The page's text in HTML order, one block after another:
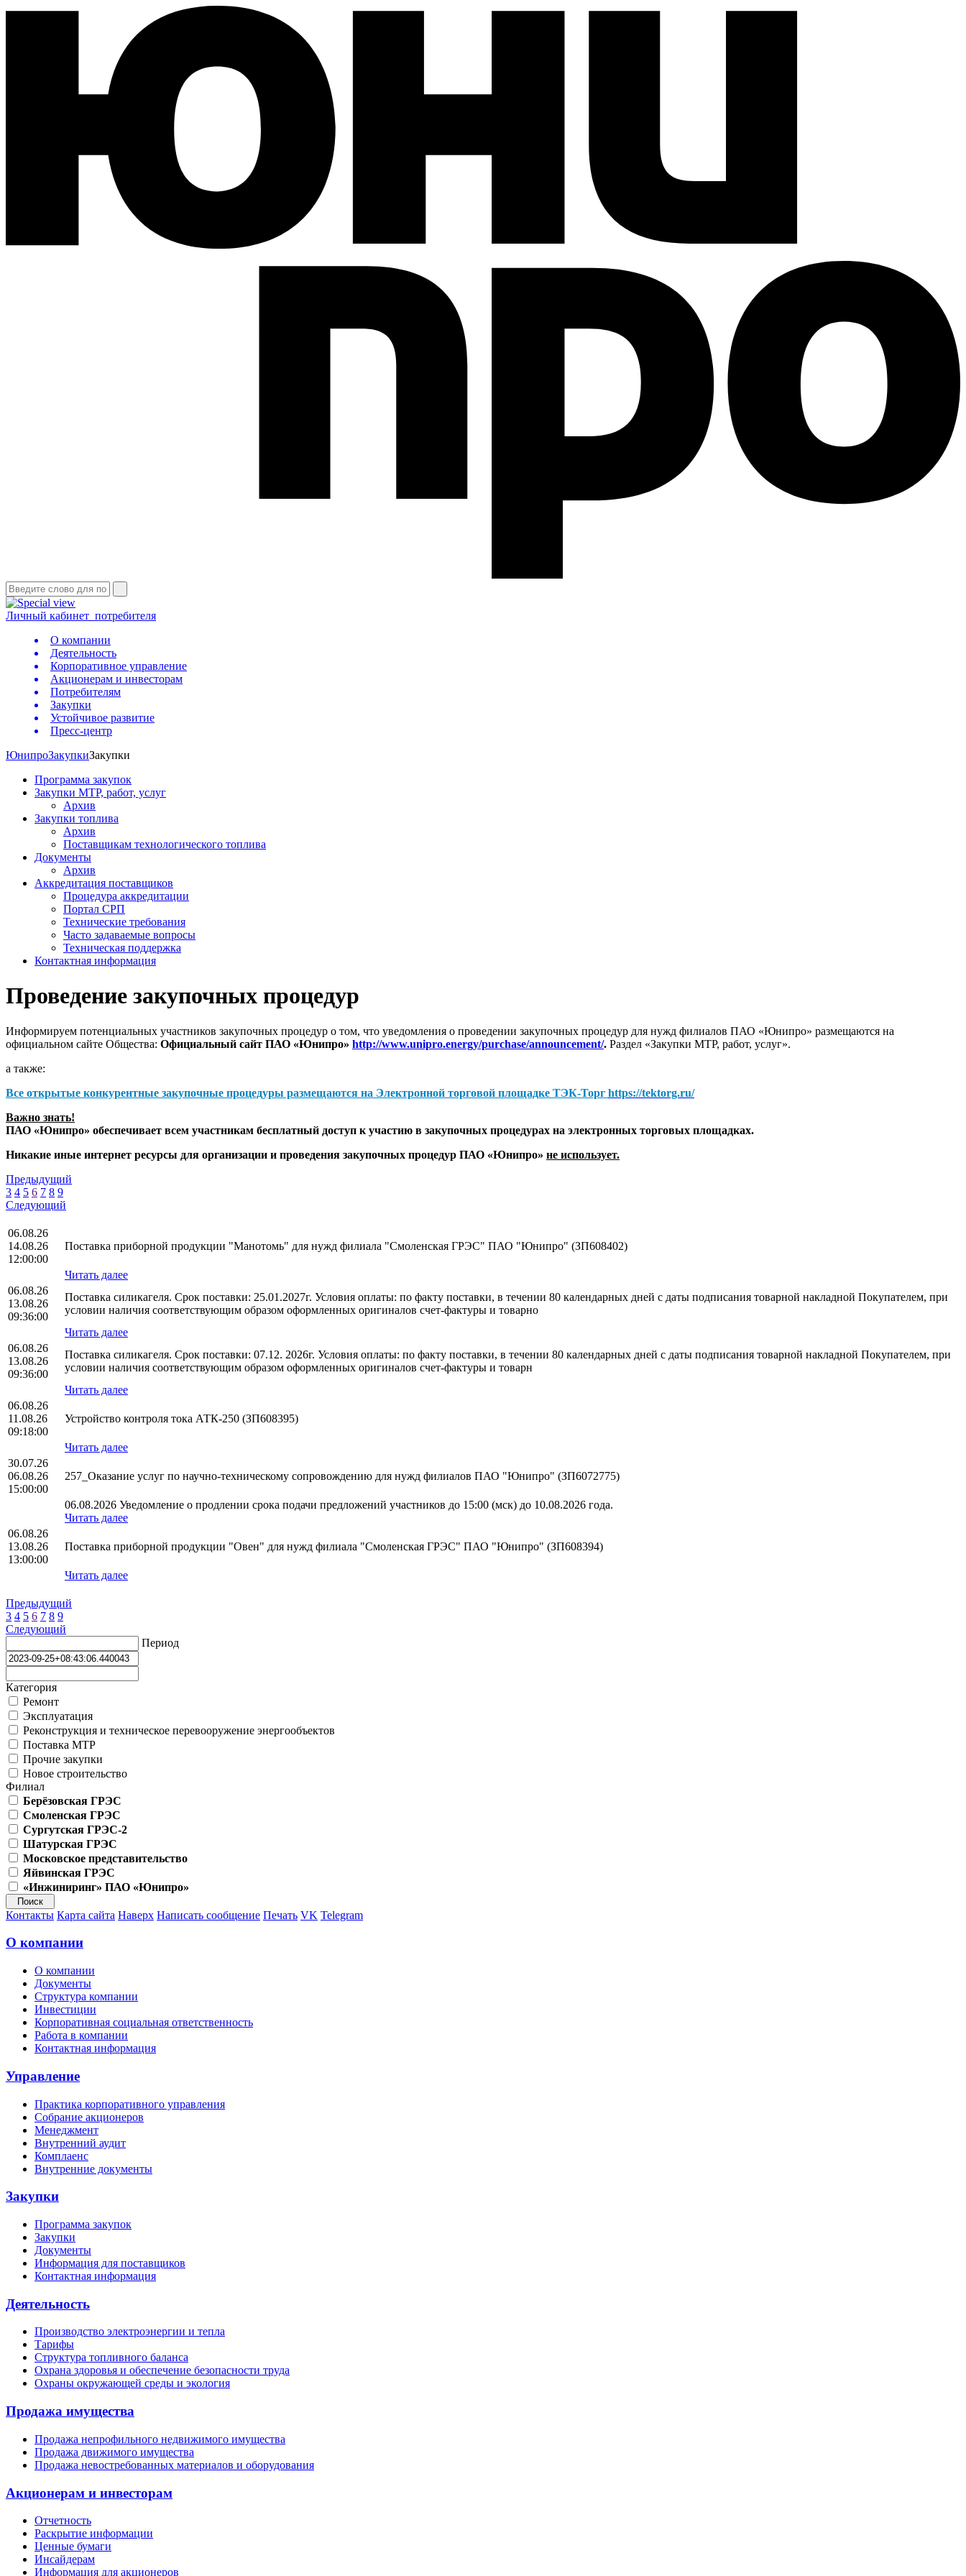
Личный кабинет потребителя
О компании
Деятельность
Корпоративное управление
Акционерам и инвесторам
Потребителям
Закупки
Устойчивое развитие
Пресс-центр
ЮнипроЗакупкиЗакупки
Программа закупок
Закупки МТР, работ, услуг
Архив
Закупки топлива
Архив
Поставщикам технологического топлива
Документы
Архив
Аккредитация поставщиков
Процедура аккредитации
Портал СРП
Технические требования
Часто задаваемые вопросы
Техническая поддержка
Контактная информация
Проведение закупочных процедур
Информируем потенциальных участников закупочных процедур о том, что уведомления о проведении закупочных процедур для нужд филиалов ПАО «Юнипро» размещаются на
официальном сайте Общества: Официальный сайт ПАО «Юнипро» http://www.unipro.energy/purchase/announcement/. Раздел «Закупки МТР, работ, услуг».
а также:
Все открытые конкурентные закупочные процедуры размещаются на Электронной торговой площадке ТЭК-Торг https://tektorg.ru/
Важно знать!
ПАО «Юнипро» обеспечивает всем участникам бесплатный доступ к участию в закупочных процедурах на электронных торговых площадках.
Никакие иные интернет ресурсы для организации и проведения закупочных процедур ПАО «Юнипро» не использует.
Предыдущий
3 4 5 6 7 8 9
Следующий
06.08.26
14.08.26
12:00:00
Поставка приборной продукции "Манотомь" для нужд филиала "Смоленская ГРЭС" ПАО "Юнипро" (ЗП608402)
Читать далее
06.08.26
13.08.26
09:36:00
Поставка силикагеля. Срок поставки: 25.01.2027г. Условия оплаты: по факту поставки, в течении 80 календарных дней с даты подписания товарной накладной Покупателем, при
условии наличия соответствующим образом оформленных оригиналов счет-фактуры и товарно
Читать далее
06.08.26
13.08.26
09:36:00
Поставка силикагеля. Срок поставки: 07.12. 2026г. Условия оплаты: по факту поставки, в течении 80 календарных дней с даты подписания товарной накладной Покупателем, при
условии наличия соответствующим образом оформленных оригиналов счет-фактуры и товарн
Читать далее
06.08.26
11.08.26
09:18:00
Устройство контроля тока АТК-250 (ЗП608395)
Читать далее
30.07.26
06.08.26
15:00:00
257_Оказание услуг по научно-техническому сопровождению для нужд филиалов ПАО "Юнипро" (ЗП6072775)
06.08.2026 Уведомление о продлении срока подачи предложений участников до 15:00 (мск) до 10.08.2026 года.
Читать далее
06.08.26
13.08.26
13:00:00
Поставка приборной продукции "Овен" для нужд филиала "Смоленская ГРЭС" ПАО "Юнипро" (ЗП608394)
Читать далее
Предыдущий
3 4 5 6 7 8 9
Следующий
Период
Категория
Ремонт
Эксплуатация
Реконструкция и техническое перевооружение энергообъектов
Поставка МТР
Прочие закупки
Новое строительство
Филиал
Берёзовская ГРЭС
Смоленская ГРЭС
Сургутская ГРЭС-2
Шатурская ГРЭС
Московское представительство
Яйвинская ГРЭС
«Инжиниринг» ПАО «Юнипро»
Контакты Карта сайта Наверх Написать сообщение Печать VK Telegram
О компании
О компании
Документы
Структура компании
Инвестиции
Корпоративная социальная ответственность
Работа в компании
Контактная информация
Управление
Практика корпоративного управления
Собрание акционеров
Менеджмент
Внутренний аудит
Комплаенс
Внутренние документы
Закупки
Программа закупок
Закупки
Документы
Информация для поставщиков
Контактная информация
Деятельность
Производство электроэнергии и тепла
Тарифы
Структура топливного баланса
Охрана здоровья и обеспечение безопасности труда
Охраны окружающей среды и экология
Продажа имущества
Продажа непрофильного недвижимого имущества
Продажа движимого имущества
Продажа невостребованных материалов и оборудования
Акционерам и инвесторам
Отчетность
Раскрытие информации
Ценные бумаги
Инсайдерам
Информация для акционеров